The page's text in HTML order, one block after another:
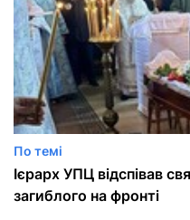
По темі
Ієрарх УПЦ відспівав
загиблого на фронті